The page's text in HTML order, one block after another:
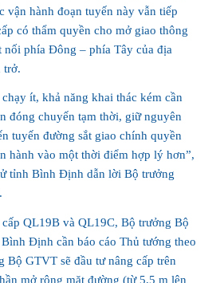
vận hành đoạn tuyến này vẫn tiếp
có thẩm quyền cho mở giao thông
nối phía Đông – phía Tây của địa
trở.
ít, khả năng khai thác kém cần
đóng chuyến tạm thời, giữ nguyên
tuyến đường sắt giao chính quyền
hành vào một thời điểm hợp lý hơn”,
tỉnh Bình Định dẫn lời Bộ trưởng
QL19B và QL19C, Bộ trưởng Bộ
Định cần báo cáo Thủ tướng theo
Bộ GTVT sẽ đầu tư nâng cấp trên
mở rộng mặt đường (từ 5,5 m lên